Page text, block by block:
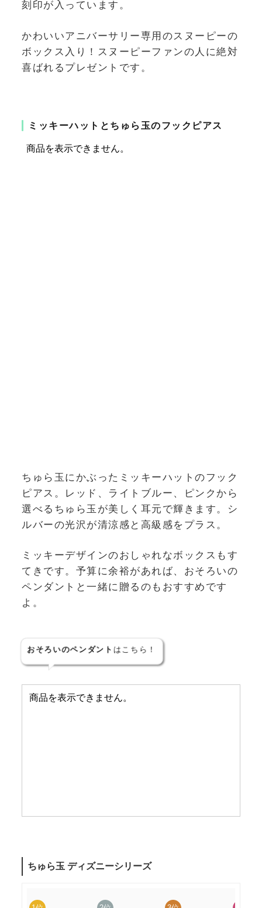
刻印が入っています。
かわいいアニバーサリー専用のスヌーピーの
ボックス入り！スヌーピーファンの人に絶対
喜ばれるプレゼントです。
ミッキーハットとちゅら玉のフックピアス
ちゅら玉にかぶったミッキーハットのフック
ピアス。レッド、ライトブルー、ピンクから
選べるちゅら玉が美しく耳元で輝きます。シ
ルバーの光沢が清涼感と高級感をプラス。
ミッキーデザインのおしゃれなボックスもす
てきです。予算に余裕があれば、おそろいの
ペンダントと一緒に贈るのもおすすめです
よ。
おそろいのペンダント はこちら！